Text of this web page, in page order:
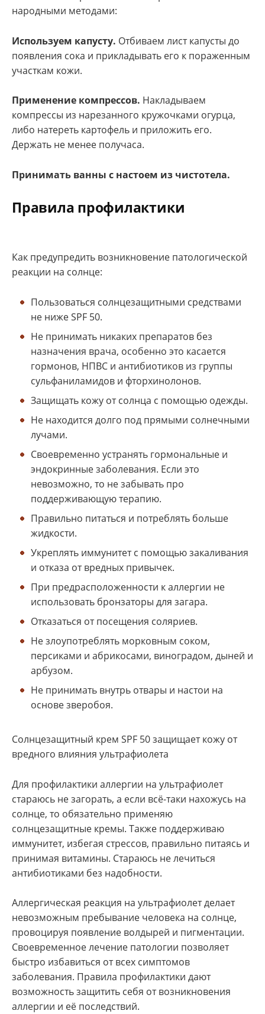
народными методами:
Используем капусту. Отбиваем лист капусты до
появления сока и прикладывать его к пораженным
участкам кожи.
Применение компрессов. Накладываем
компрессы из нарезанного кружочками огурца,
либо натереть картофель и приложить его.
Держать не менее получаса.
Принимать ванны с настоем из чистотела.
Правила профилактики
Как предупредить возникновение патологической
реакции на солнце:
Пользоваться солнцезащитными средствами
не ниже SPF 50.
Не принимать никаких препаратов без
назначения врача, особенно это касается
гормонов, НПВС и антибиотиков из группы
сульфаниламидов и фторхинолонов.
Защищать кожу от солнца с помощью одежды.
Не находится долго под прямыми солнечными
лучами.
Своевременно устранять гормональные и
эндокринные заболевания. Если это
невозможно, то не забывать про
поддерживающую терапию.
Правильно питаться и потреблять больше
жидкости.
Укреплять иммунитет с помощью закаливания
и отказа от вредных привычек.
При предрасположенности к аллергии не
использовать бронзаторы для загара.
Отказаться от посещения соляриев.
Не злоупотреблять морковным соком,
персиками и абрикосами, виноградом, дыней и
арбузом.
Не принимать внутрь отвары и настои на
основе зверобоя.
Солнцезащитный крем SPF 50 защищает кожу от
вредного влияния ультрафиолета
Для профилактики аллергии на ультрафиолет
стараюсь не загорать, а если всё-таки нахожусь на
солнце, то обязательно применяю
солнцезащитные кремы. Также поддерживаю
иммунитет, избегая стрессов, правильно питаясь и
принимая витамины. Стараюсь не лечиться
антибиотиками без надобности.
Аллергическая реакция на ультрафиолет делает
невозможным пребывание человека на солнце,
провоцируя появление волдырей и пигментации.
Своевременное лечение патологии позволяет
быстро избавиться от всех симптомов
заболевания. Правила профилактики дают
возможность защитить себя от возникновения
аллергии и её последствий.